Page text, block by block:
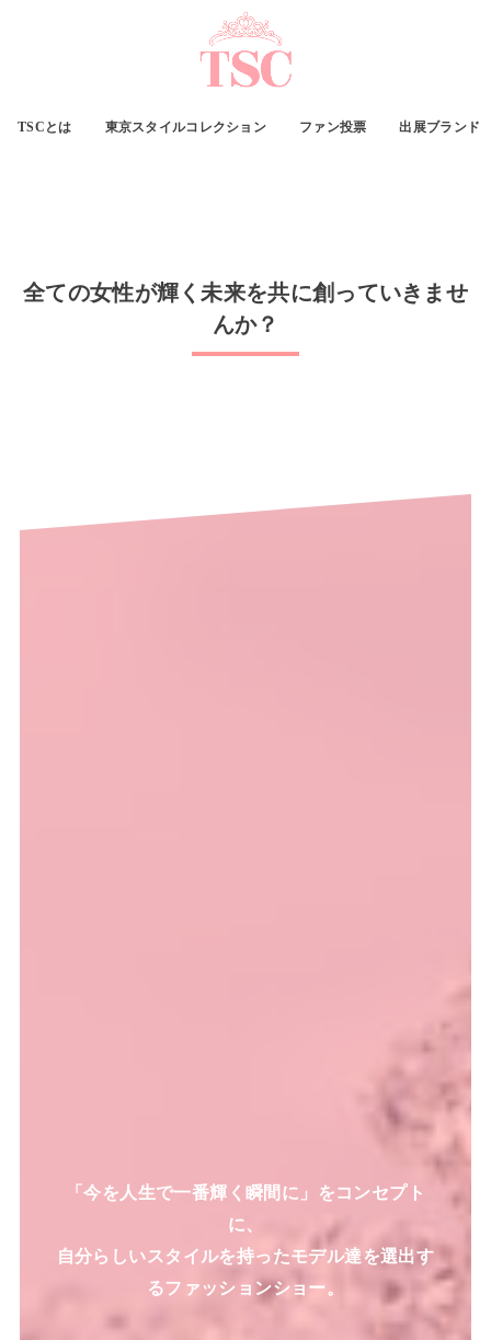
TSCとは 東京スタイルコレクション ファン投票 出展ブランド
全ての女性が輝く未来を共に創っていきませ
んか？
「今を人生で一番輝く瞬間に」をコンセプト
に、
自分らしいスタイルを持ったモデル達を選出す
るファッションショー。